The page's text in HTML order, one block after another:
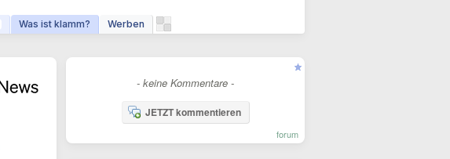
Was ist klamm? Werben
- keine Kommentare -
JETZT kommentieren
forum